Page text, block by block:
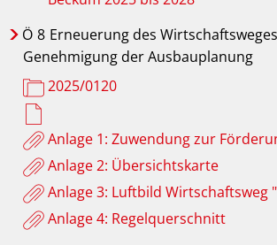
Ö 8 Erneuerung des
Genehmigung der Ausbauplanung
2025/0120
Anlage 1: Zuwendung zur
Anlage 2: Übersichtskarte
Anlage 3: Luftbild Wirtschaftsweg
Anlage 4: Regelquerschnitt